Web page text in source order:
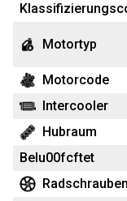
Motortyp
Motorcode
Intercooler
Hubraum
Belu00fcftet
Radschrauben